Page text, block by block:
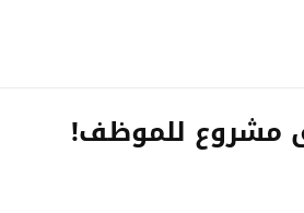
مشروع للموظف!